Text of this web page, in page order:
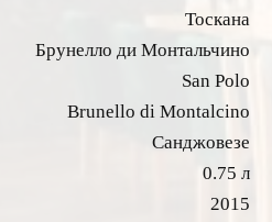
Тоскана
Брунелло ди Монтальчино
San Polo
Brunello di Montalcino
Санджовезе
0.75 л
2015